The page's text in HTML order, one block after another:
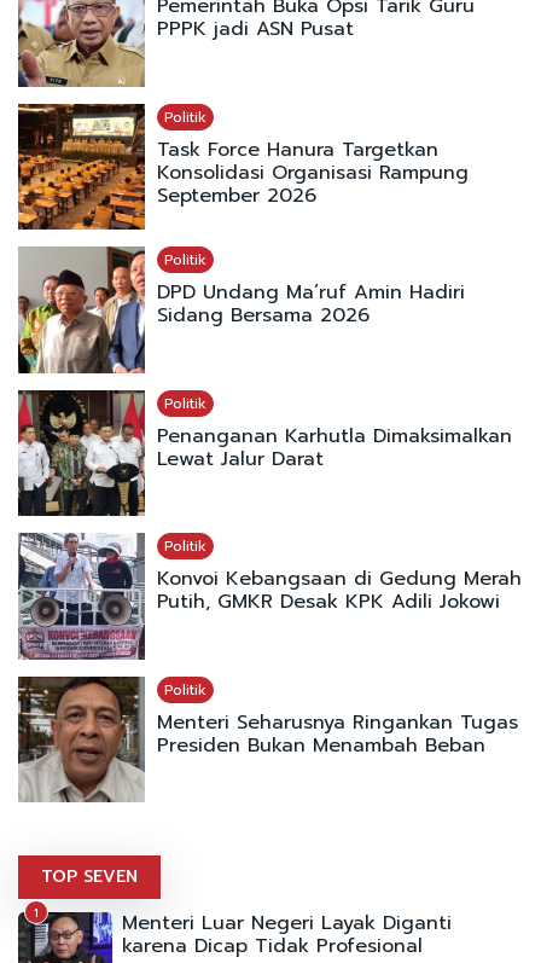
Pemerintah Buka Opsi Tarik Guru
PPPK jadi ASN Pusat
Politik
Task Force Hanura Targetkan
Konsolidasi Organisasi Rampung
September 2026
Politik
DPD Undang Ma’ruf Amin Hadiri
Sidang Bersama 2026
Politik
Penanganan Karhutla Dimaksimalkan
Lewat Jalur Darat
Politik
Konvoi Kebangsaan di Gedung Merah
Putih, GMKR Desak KPK Adili Jokowi
Politik
Menteri Seharusnya Ringankan Tugas
Presiden Bukan Menambah Beban
TOP SEVEN
1 Menteri Luar Negeri Layak Diganti
karena Dicap Tidak Profesional